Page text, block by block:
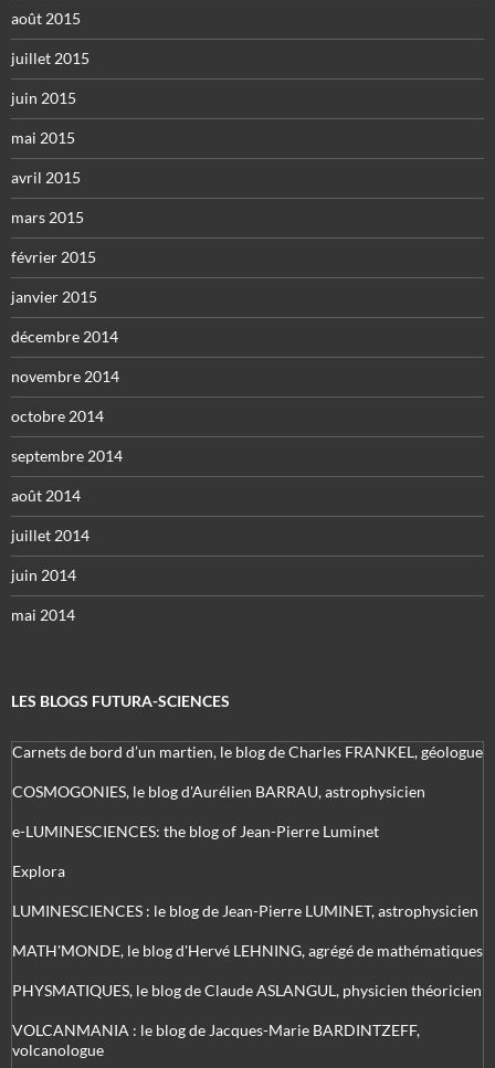
août 2015
juillet 2015
juin 2015
mai 2015
avril 2015
mars 2015
février 2015
janvier 2015
décembre 2014
novembre 2014
octobre 2014
septembre 2014
août 2014
juillet 2014
juin 2014
mai 2014
LES BLOGS FUTURA-SCIENCES
Carnets de bord d’un martien, le blog de Charles FRANKEL, géologue
COSMOGONIES, le blog d'Aurélien BARRAU, astrophysicien
e-LUMINESCIENCES: the blog of Jean-Pierre Luminet
Explora
LUMINESCIENCES : le blog de Jean-Pierre LUMINET, astrophysicien
MATH'MONDE, le blog d'Hervé LEHNING, agrégé de mathématiques
PHYSMATIQUES, le blog de Claude ASLANGUL, physicien théoricien
VOLCANMANIA : le blog de Jacques-Marie BARDINTZEFF,
volcanologue